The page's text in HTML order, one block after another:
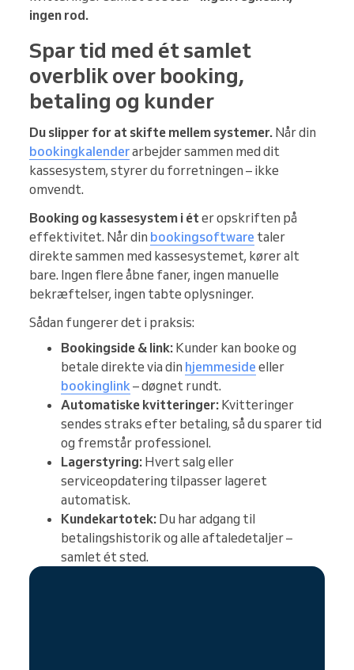
ingen rod.
Spar tid med ét samlet
overblik over booking,
betaling og kunder
Du slipper for at skifte mellem systemer. Når din
bookingkalenderarbejder sammen med dit
kassesystem, styrer du forretningen – ikke
omvendt.
Booking og kassesystem i ét er opskriften på
effektivitet. Når din bookingsoftware taler
direkte sammen med kassesystemet, kører alt
bare. Ingen flere åbne faner, ingen manuelle
bekræftelser, ingen tabte oplysninger.
Sådan fungerer det i praksis:
Bookingside & link: Kunder kan booke og
betale direkte via din hjemmeside eller
bookinglink – døgnet rundt.
Automatiske kvitteringer: Kvitteringer
sendes straks efter betaling, så du sparer tid
og fremstår professionel.
Lagerstyring: Hvert salg eller
serviceopdatering tilpasser lageret
automatisk.
Kundekartotek: Du har adgang til
betalingshistorik og alle aftaledetaljer –
samlet ét sted.